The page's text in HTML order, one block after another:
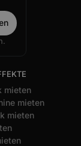
mieten
mieten
mieten